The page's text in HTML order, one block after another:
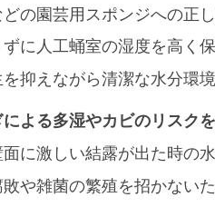
の園芸用スポンジへの正
に人工蛹室の湿度を高く
抑えながら清潔な水分環
よる多湿やカビのリスク
に激しい結露が出た時の
や雑菌の繁殖を招かない